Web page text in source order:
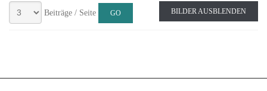
Beiträge / Seite BILDER AUSBLENDEN